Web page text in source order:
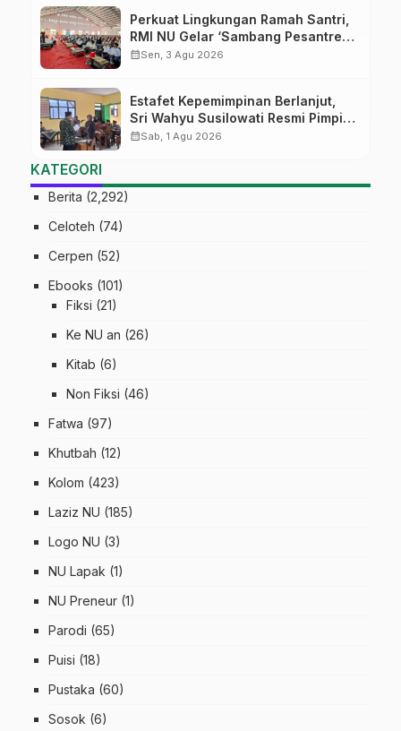
Perkuat Lingkungan Ramah Santri,
RMI NU Gelar ‘Sambang Pesantren’
di Pati
calendar_monthSen, 3 Agu 2026
Estafet Kepemimpinan Berlanjut,
Sri Wahyu Susilowati Resmi Pimpin
MTs Ma’arif Sapuran
calendar_monthSab, 1 Agu 2026
KATEGORI
Berita (2,292)
Celoteh (74)
Cerpen (52)
Ebooks (101)
Fiksi (21)
Ke NU an (26)
Kitab (6)
Non Fiksi (46)
Fatwa (97)
Khutbah (12)
Kolom (423)
Laziz NU (185)
Logo NU (3)
NU Lapak (1)
NU Preneur (1)
Parodi (65)
Puisi (18)
Pustaka (60)
Sosok (6)